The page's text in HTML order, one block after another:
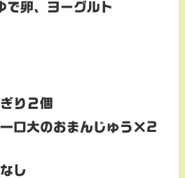
で卵、ヨーグルト
り２個
一口大のおまんじゅう×2
なし